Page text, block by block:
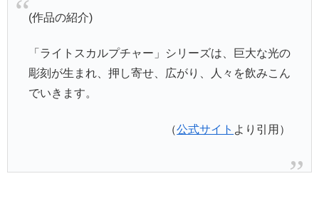
(作品の紹介)
「ライトスカルプチャー」シリーズは、巨大な光の
彫刻が生まれ、押し寄せ、広がり、人々を飲みこん
でいきます。
（公式サイト より引用）